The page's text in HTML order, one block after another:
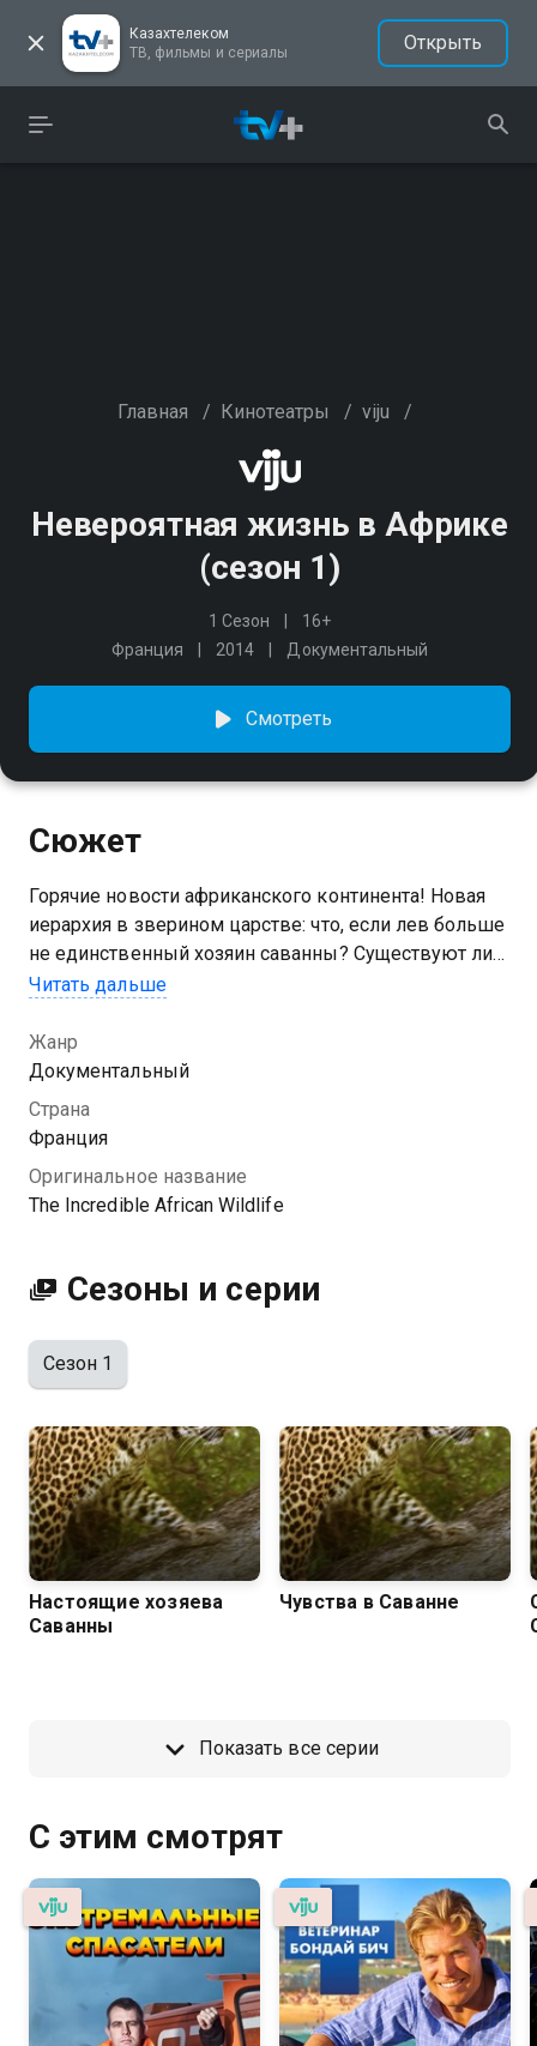
Казахтелеком
ТВ, фильмы и сериалы
Открыть
Главная / Кинотеатры / viju /
Невероятная жизнь в Африке
(сезон 1)
1 Сезон
16+
Франция
2014 Документальный
Смотреть
Сюжет
Горячие новости африканского континента! Новая
иерархия в зверином царстве: что, если лев больше
не единственный хозяин саванны? Существуют ли
зебры без полос? И бывает ли в Саванне мороз? В
животном мире Африки!
Посмотреть онлайн 1 сезон сериала Невероятная
жизнь в Африке вы можете совершенно бесплатно
в хорошем HD качестве на Казахтелеком
Читать дальше
Жанр
Документальный
Страна
Франция
Оригинальное название
The Incredible African Wildlife
Сезоны и серии
Сезон 1
Настоящие хозяева
Саванны
Чувства в Саванне
Показать все серии
С этим смотрят